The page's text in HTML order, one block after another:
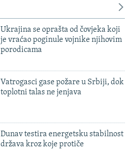
Ukrajina se oprašta od čovjeka koji
je vraćao poginule vojnike njihovim
porodicama
Vatrogasci gase požare u Srbiji, dok
toplotni talas ne jenjava
Dunav testira energetsku stabilnost
država kroz koje protiče